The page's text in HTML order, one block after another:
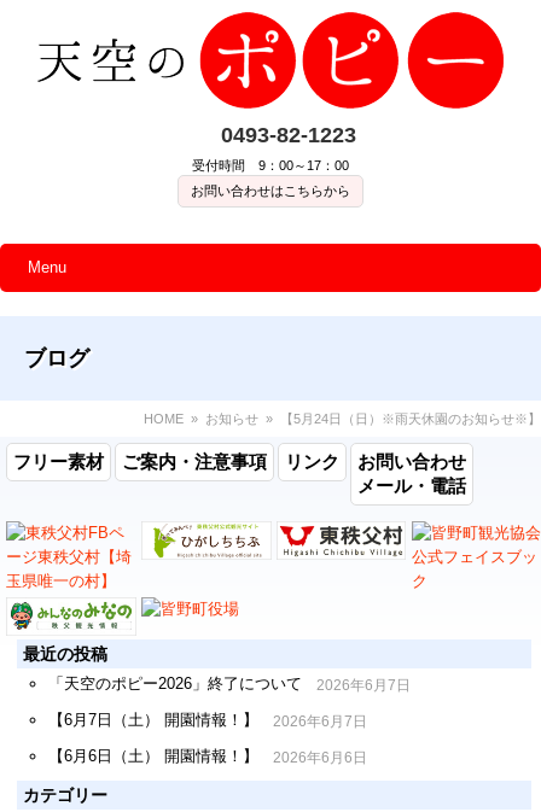
0493-82-1223
受付時間 9：00～17：00
お問い合わせはこちらから
Menu
ブログ
HOME » お知らせ » 【5月24日（日）※雨天休園のお知らせ※】
フリー素材 ご案内・注意事項 リンク
お問い合わせ
メール・電話
最近の投稿
「天空のポピー2026」終了について 2026年6月7日
【6月7日（土） 開園情報！】 2026年6月7日
【6月6日（土） 開園情報！】 2026年6月6日
カテゴリー